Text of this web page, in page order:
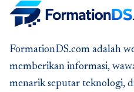
FormationDS.com adalah
memberikan informasi,
menarik seputar teknologi,